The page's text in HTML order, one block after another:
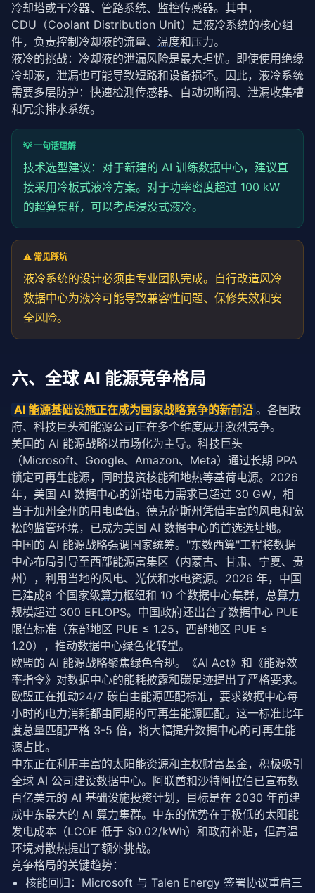
冷却塔或干冷器、管路系统、监控传感器。其中，
CDU（Coolant Distribution Unit）是液冷系统的核心组
件，负责控制冷却液的流量、 温度和压力。
液冷的挑战：冷却液的泄漏风险是最大担忧。即使使用绝缘
冷却液，泄漏也可能导致短路和设备损坏。因此，液冷系统
需要多层防护：快速检测传感器、自动切断阀、泄漏收集槽
和冗余排水系统。
💡 一句话理解
技术选型建议：对于新建的 AI 训练数据中心，建议直
接采用冷板式液冷方案。对于功率密度超过 100 kW
的超算集群，可以考虑浸没式液冷。
⚠️ 常见踩坑
液冷系统的设计必须由专业团队完成。自行改造风冷
数据中心为液冷可能导致兼容性问题、保修失效和安
全风险。
六、全球 AI 能源竞争格局
AI 能源基础设施正在成为国家战略竞争的新前沿 。各国政
府、科技巨头和能源公司正在多个维度展开激烈竞争。
美国的 AI 能源战略以市场化为主导。科技巨头
（Microsoft、Google、Amazon、Meta）通过长期 PPA
锁定可再生能源，同时投资核能和地热等基荷电源。2026
年，美国 AI 数据中心的新增电力需求已超过 30 GW，相
当于加州全州的用电峰值。德克萨斯州凭借丰富的风电和宽
松的监管环境，已成为美国 AI 数据中心的首选选址地。
中国的 AI 能源战略强调国家统筹。"东数西算"工程将数据
中心布局引导至西部能源富集区（内蒙古、甘肃、宁夏、贵
州），利用当地的风电、光伏和水电资源。2026 年，中国
已建成8 个国家级算力枢纽和 10 个数据中心集群，总算力
规模超过 300 EFLOPS。中国政府还出台了数据中心 PUE
限值标准（东部地区 PUE ≤ 1.25，西部地区 PUE ≤
1.20），推动数据中心绿色化转型。
欧盟的 AI 能源战略聚焦绿色合规。《AI Act》和《能源效
率指令》对数据中心的能耗披露和碳足迹提出了严格要求。
欧盟正在推动24/7 碳自由能源匹配标准，要求数据中心每
小时的电力消耗都由同期的可再生能源匹配。这一标准比年
度总量匹配严格 3-5 倍，将大幅提升数据中心的可再生能
源占比。
中东正在利用丰富的太阳能资源和主权财富基金，积极吸引
全球 AI 公司建设数据中心。阿联酋和沙特阿拉伯已宣布数
百亿美元的 AI 基础设施投资计划，目标是在 2030 年前建
成中东最大的 AI 算力集群。中东的优势在于极低的太阳能
发电成本（LCOE 低于 $0.02/kWh）和政府补贴，但高温
环境对散热提出了额外挑战。
竞争格局的关键趋势：
核能回归：Microsoft 与 Talen Energy 签署协议重启三